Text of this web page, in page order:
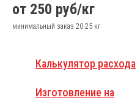
от 250 руб/кг
минимальный заказ 20-25 кг
Калькулятор расхода
Изготовление на